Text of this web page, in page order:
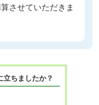
させていただきま
ちましたか？